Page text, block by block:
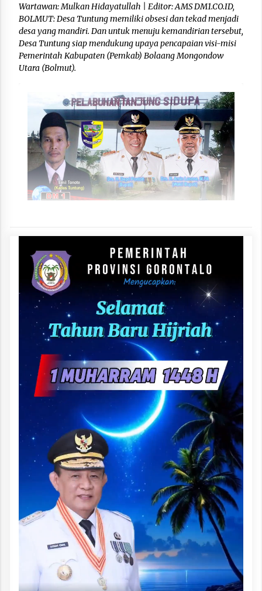
Wartawan: Mulkan Hidayatullah | Editor: AMS DM1.CO.ID,
BOLMUT: Desa Tuntung memiliki obsesi dan tekad menjadi
desa yang mandiri. Dan untuk menuju kemandirian tersebut,
Desa Tuntung siap mendukung upaya pencapaian visi-misi
Pemerintah Kabupaten (Pemkab) Bolaang Mongondow
Utara (Bolmut).